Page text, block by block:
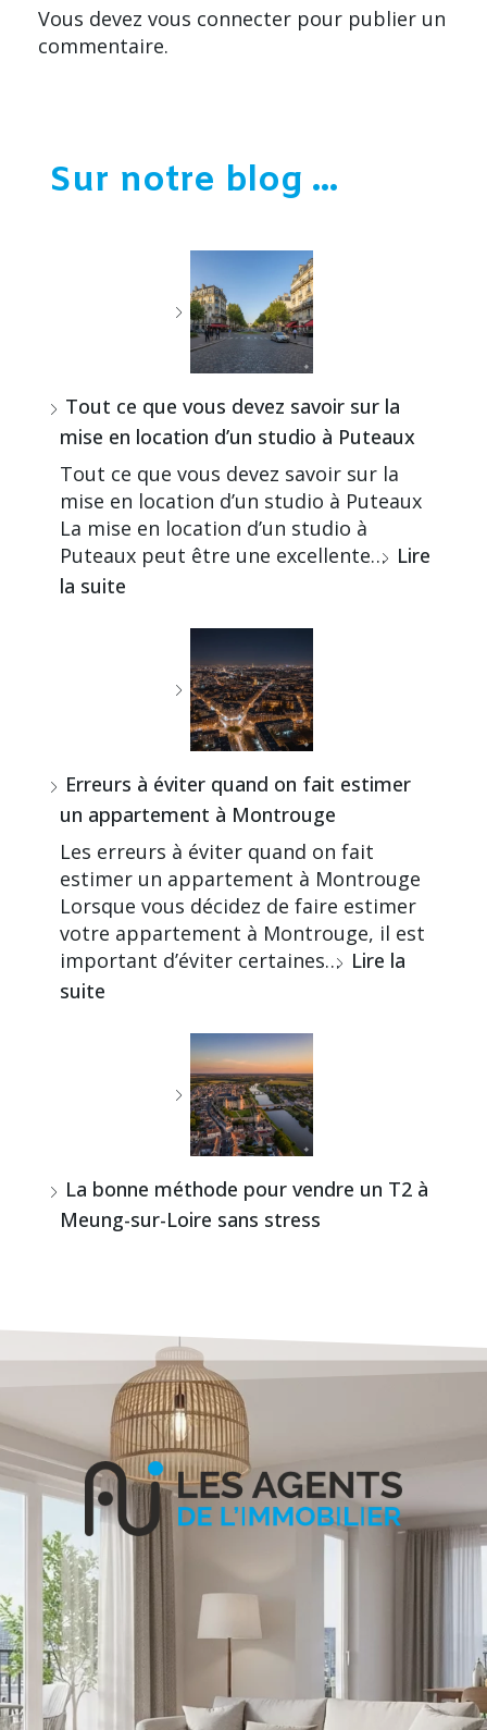
Vous devez vous connecter pour publier un
commentaire.
Sur notre blog ...
Tout ce que vous devez savoir sur la
mise en location d’un studio à Puteaux
Tout ce que vous devez savoir sur la
mise en location d’un studio à Puteaux
La mise en location d’un studio à
Puteaux peut être une excellente… Lire
la suite
Erreurs à éviter quand on fait estimer
un appartement à Montrouge
Les erreurs à éviter quand on fait
estimer un appartement à Montrouge
Lorsque vous décidez de faire estimer
votre appartement à Montrouge, il est
important d’éviter certaines… Lire la
suite
La bonne méthode pour vendre un T2 à
Meung-sur-Loire sans stress